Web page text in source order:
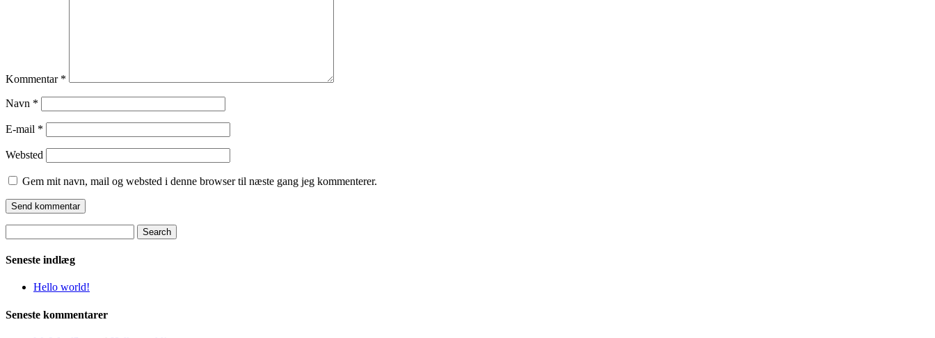
Kommentar *
Navn *
E-mail *
Websted
Gem mit navn, mail og websted i denne browser til næste gang jeg kommenterer.
for:
Seneste indlæg
Hello world!
Seneste kommentarer